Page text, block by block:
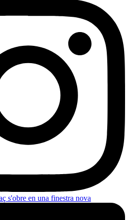
s'obre en una finestra nova